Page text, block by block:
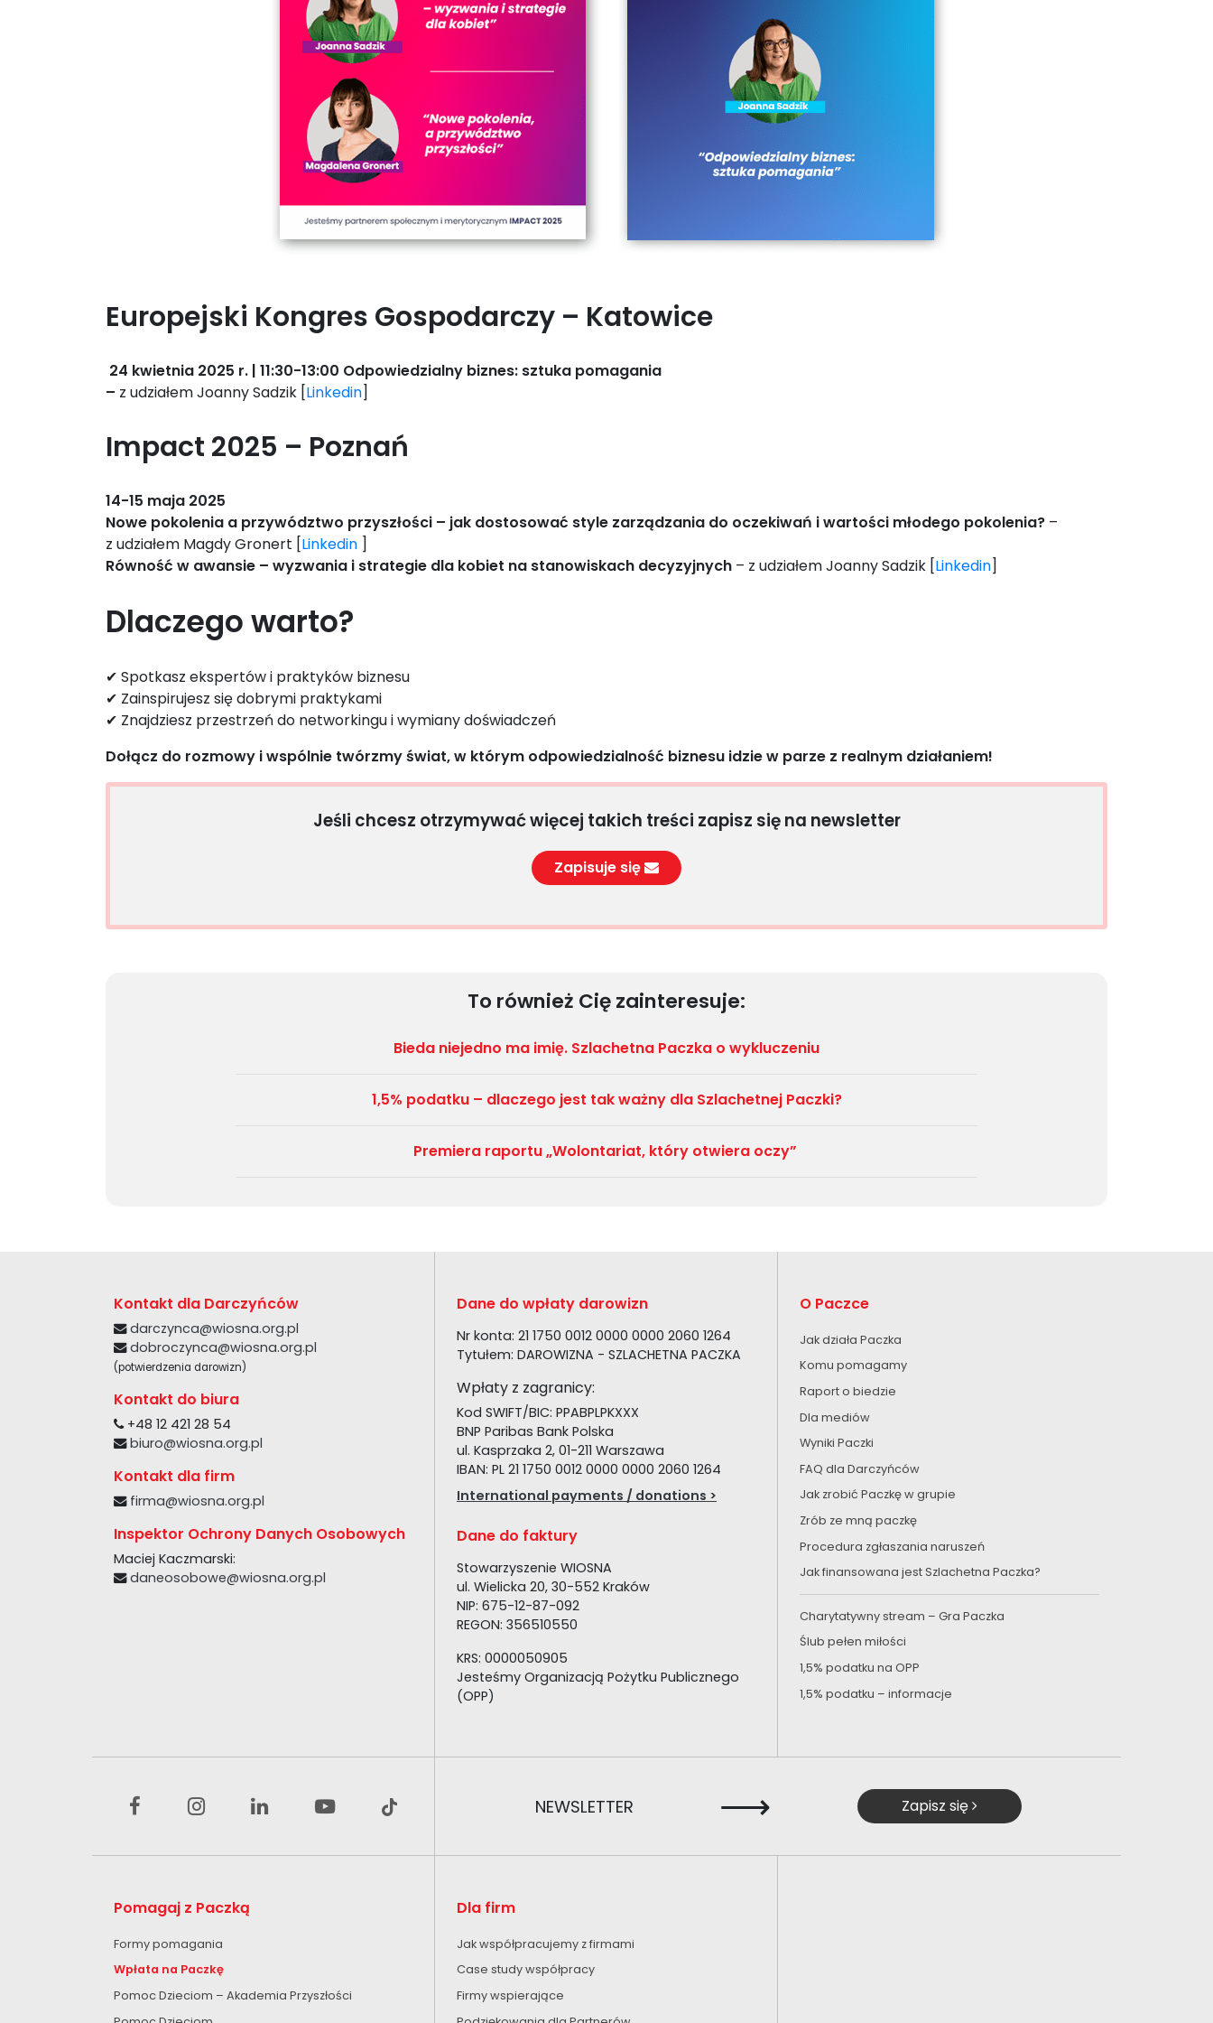
Europejski Kongres Gospodarczy – Katowice
24 kwietnia 2025 r. | 11:30-13:00 Odpowiedzialny biznes: sztuka pomagania
– z udziałem Joanny Sadzik [Linkedin]
Impact 2025 – Poznań
14-15 maja 2025
Nowe pokolenia a przywództwo przyszłości – jak dostosować style zarządzania do oczekiwań i wartości młodego pokolenia? –
z udziałem Magdy Gronert [Linkedin ]
Równość w awansie – wyzwania i strategie dla kobiet na stanowiskach decyzyjnych – z udziałem Joanny Sadzik [Linkedin]
Dlaczego warto?
✔ Spotkasz ekspertów i praktyków biznesu
✔ Zainspirujesz się dobrymi praktykami
✔ Znajdziesz przestrzeń do networkingu i wymiany doświadczeń
Dołącz do rozmowy i wspólnie twórzmy świat, w którym odpowiedzialność biznesu idzie w parze z realnym działaniem!
Jeśli chcesz otrzymywać więcej takich treści zapisz się na newsletter
Zapisuje się
To również Cię zainteresuje:
Bieda niejedno ma imię. Szlachetna Paczka o wykluczeniu
1,5% podatku – dlaczego jest tak ważny dla Szlachetnej Paczki?
Premiera raportu „Wolontariat, który otwiera oczy”
Kontakt dla Darczyńców
darczynca@wiosna.org.pl
dobroczynca@wiosna.org.pl
(potwierdzenia darowizn)
Kontakt do biura
+48 12 421 28 54
biuro@wiosna.org.pl
Kontakt dla firm
firma@wiosna.org.pl
Inspektor Ochrony Danych Osobowych
Maciej Kaczmarski:
daneosobowe@wiosna.org.pl
Dane do wpłaty darowizn
Nr konta: 21 1750 0012 0000 0000 2060 1264
Tytułem: DAROWIZNA - SZLACHETNA PACZKA
Wpłaty z zagranicy:
Kod SWIFT/BIC: PPABPLPKXXX
BNP Paribas Bank Polska
ul. Kasprzaka 2, 01-211 Warszawa
IBAN: PL 21 1750 0012 0000 0000 2060 1264
International payments / donations >
Dane do faktury
Stowarzyszenie WIOSNA
ul. Wielicka 20, 30-552 Kraków
NIP: 675-12-87-092
REGON: 356510550
KRS: 0000050905
Jesteśmy Organizacją Pożytku Publicznego
(OPP)
O Paczce
Jak działa Paczka
Komu pomagamy
Raport o biedzie
Dla mediów
Wyniki Paczki
FAQ dla Darczyńców
Jak zrobić Paczkę w grupie
Zrób ze mną paczkę
Procedura zgłaszania naruszeń
Jak finansowana jest Szlachetna Paczka?
Charytatywny stream – Gra Paczka
Ślub pełen miłości
1,5% podatku na OPP
1,5% podatku – informacje
NEWSLETTER ⟶ Zapisz się
Pomagaj z Paczką
Formy pomagania
Wpłata na Paczkę
Pomoc Dzieciom – Akademia Przyszłości
Dla firm
Jak współpracujemy z firmami
Case study współpracy
Firmy wspierające